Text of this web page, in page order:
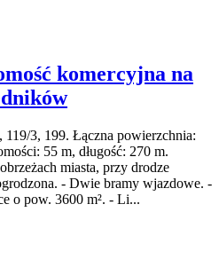
komercyjna na
119/3, 199. Łączna powierzchnia:
55 m, długość: 270 m.
miasta, przy drodze
- Dwie bramy wjazdowe. -
o pow. 3600 m². - Li...